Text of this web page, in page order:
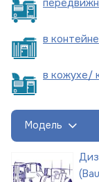
в
в кожухе/
Модель